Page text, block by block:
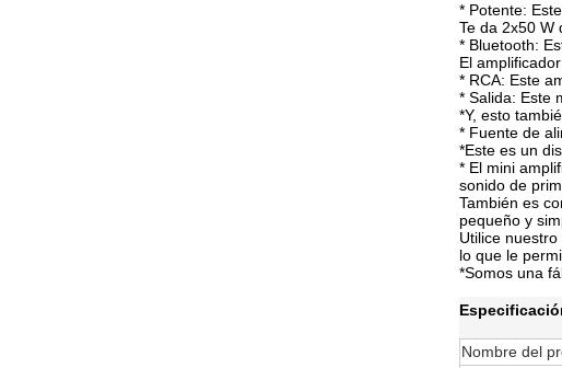
* Potente:
Te da 2x50 W
* Bluetooth:
El
* RCA: Este
* Salida: Este
*Y, esto
* Fuente de
*Este es un
* El mini
sonido de
También es
pequeño y
Utilice
lo que le
*Somos una
Nombre del